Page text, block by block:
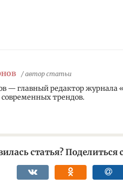
/ автор статьи
— главный редактор журнала
трендов.
статья? Поделиться